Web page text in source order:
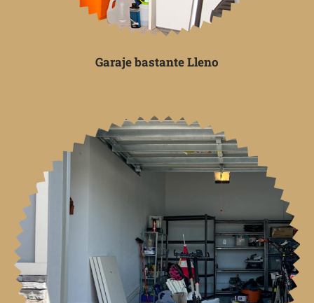
Garaje bastante Lleno